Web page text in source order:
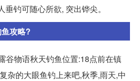
钓可随心所欲, 突出铧尖。
攻略?
谷物语秋天钓鱼位置:18点前在镇
杂的大眼鱼钓上来吧,秋季,雨天,中